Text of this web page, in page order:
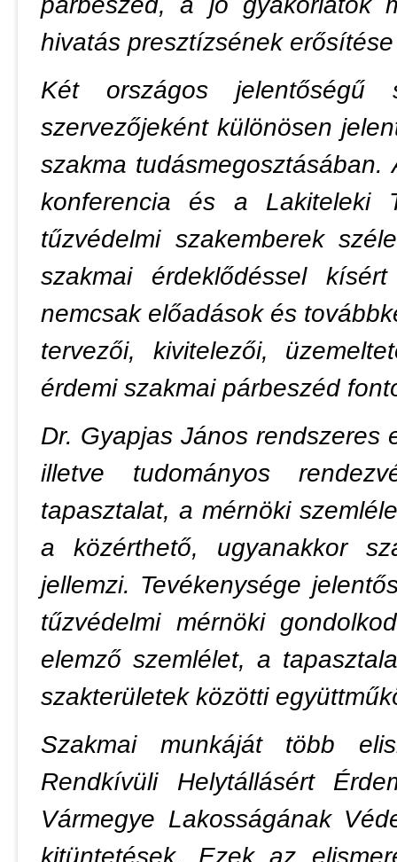
hivatás presztízsének
Két országos jelentőségű
szervezőjeként különösen
szakma tudásmegosztásában.
konferencia és a Lakiteleki
tűzvédelmi szakemberek
szakmai érdeklődéssel
nemcsak előadások és
tervezői, kivitelezői,
érdemi szakmai párbeszéd
Dr. Gyapjas János rendszeres
illetve tudományos
tapasztalat, a mérnöki
a közérthető, ugyanakkor
jellemzi. Tevékenysége
tűzvédelmi mérnöki
elemző szemlélet, a
szakterületek közötti
Szakmai munkáját több
Rendkívüli Helytállásért
Vármegye Lakosságának
kitüntetések. Ezek az